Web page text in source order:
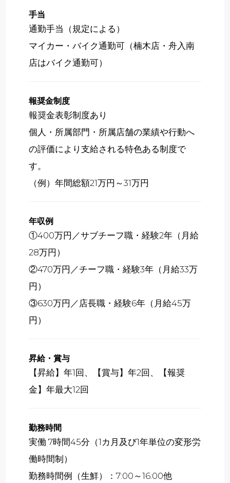
手当
通勤手当（規定による）
マイカー・バイク通勤可（楠木店・舟入南
店はバイク通勤可）
報奨金制度
報奨金表彰制度あり
個人・所属部門・所属店舗の業績や行動へ
の評価により支給される特色ある制度で
す。
（例）年間総額21万円～31万円
年収例
①400万円／サブチーフ職・経験2年（月給
28万円）
②470万円／チーフ職・経験3年（月給33万
円）
③630万円／店長職・経験6年（月給45万
円）
昇給・賞与
【昇給】年1回、【賞与】年2回、【報奨
金】年最大12回
勤務時間
実働 7時間45分（1カ月及び1年単位の変形労
働時間制）
勤務時間例（生鮮）：7:00～16:00他